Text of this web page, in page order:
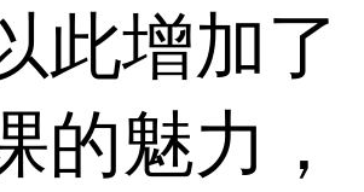
此增加了
的魅力，